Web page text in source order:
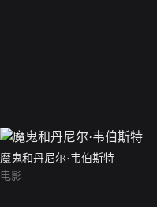
魔鬼和丹尼尔·韦伯斯特
电影